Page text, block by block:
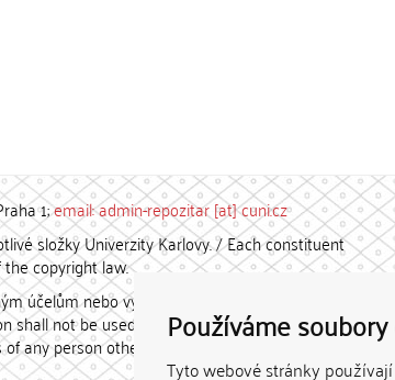
Používáme
Tyto webové stránky
1;email: admin-repozitar [at] cuni.cz
složky Univerzity Karlovy. / Each constituent
copyright law.
účelům nebo vydávány za studijní, vědeckou
shall not be used for any commercial purposes
any person other than the author.